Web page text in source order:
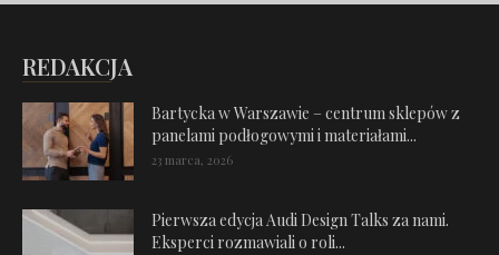
REDAKCJA
Bartycka w Warszawie – centrum sklepów z
panelami podłogowymi i materiałami...
23 marca, 2026
Pierwsza edycja Audi Design Talks za nami.
Eksperci rozmawiali o roli...